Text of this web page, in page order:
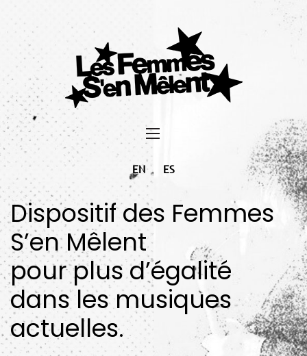
EN ES
Dispositif des Femmes
S’en Mêlent
pour plus d’égalité
dans les musiques
actuelles.